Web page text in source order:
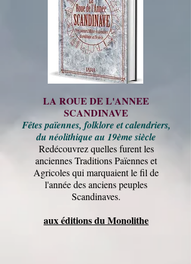
LA ROUE DE L'ANNEE
SCANDINAVE
Fêtes païennes, folklore et calendriers,
du néolithique au 19ème siècle
Redécouvrez quelles furent les
anciennes Traditions Païennes et
Agricoles qui marquaient le fil de
l'année des anciens peuples
Scandinaves.
aux éditions du Monolithe